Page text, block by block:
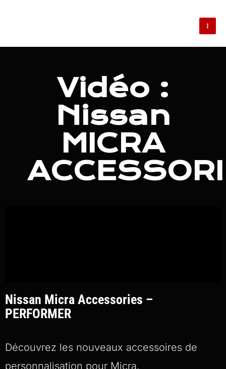
Vidéo :
Nissan
MICRA
Nissan Micra Accessories –
PERFORMER
Découvrez les nouveaux accessoires de
personnalisation pour Micra.